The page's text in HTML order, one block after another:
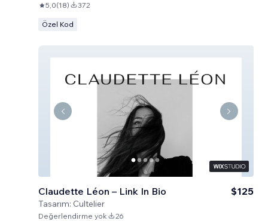
5,0(18) 372
Özel Kod
Claudette Léon – Link In Bio
Tasarım: Cultelier
$125
Değerlendirme yok 26